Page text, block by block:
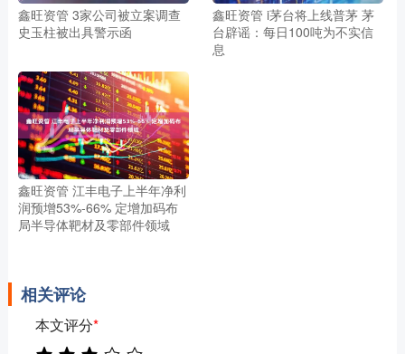
鑫旺资管 3家公司被立案调查
史玉柱被出具警示函
鑫旺资管 i茅台将上线普茅 茅
台辟谣：每日100吨为不实信
息
鑫旺资管 江丰电子上半年净利
润预增53%-66% 定增加码布
局半导体靶材及零部件领域
相关评论
本文评分*